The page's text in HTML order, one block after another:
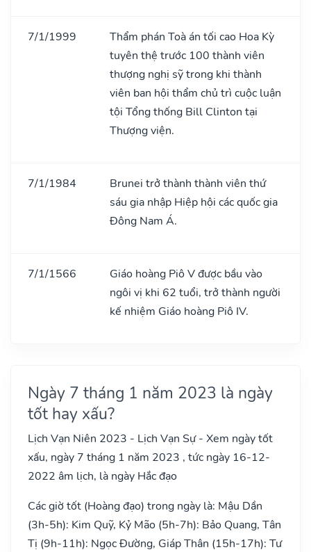
7/1/1999
Thẩm phán Toà án tối cao Hoa Kỳ
tuyên thệ trước 100 thành viên
thượng nghị sỹ trong khi thành
viên ban hội thẩm chủ trì cuộc luận
tội Tổng thống Bill Clinton tại
Thượng viện.
7/1/1984
Brunei trở thành thành viên thứ
sáu gia nhập Hiệp hội các quốc gia
Đông Nam Á.
7/1/1566
Giáo hoàng Piô V được bầu vào
ngôi vị khi 62 tuổi, trở thành người
kế nhiệm Giáo hoàng Piô IV.
Ngày 7 tháng 1 năm 2023 là ngày
tốt hay xấu?
Lịch Vạn Niên 2023 - Lịch Vạn Sự - Xem ngày tốt
xấu, ngày 7 tháng 1 năm 2023 , tức ngày 16-12-
2022 âm lịch, là ngày Hắc đạo
Các giờ tốt (Hoàng đạo) trong ngày là: Mậu Dần
(3h-5h): Kim Quỹ, Kỷ Mão (5h-7h): Bảo Quang, Tân
Tị (9h-11h): Ngọc Đường, Giáp Thân (15h-17h): Tư